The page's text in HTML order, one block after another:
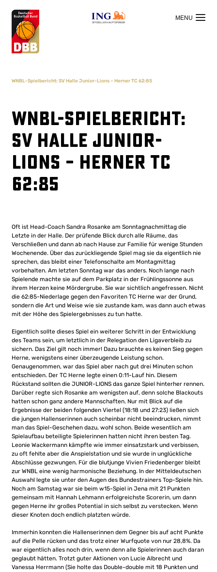
OFFIZIELLER HAUPTSPONSOR
WNBL-Spielbericht: SV Halle Junior-Lions – Herner TC 62:85
WNBL-Spielbericht:
SV Halle Junior-
Lions – Herner TC
62:85
Oft ist Head-Coach Sandra Rosanke am Sonntagnachmittag die
Letzte in der Halle. Der prüfende Blick durch alle Räume, das
Verschließen und dann ab nach Hause zur Familie für wenige Stunden
Wochenende. Über das zurückliegende Spiel mag sie da eigentlich nie
sprechen, das bleibt einer Telefonschalte am Montagmittag
vorbehalten. Am letzten Sonntag war das anders. Noch lange nach
Spielende machte sie auf dem Parkplatz in der Frühlingssonne aus
ihrem Herzen keine Mördergrube. Sie war sichtlich angefressen. Nicht
die 62:85-Niederlage gegen den Favoriten TC Herne war der Grund,
sondern die Art und Weise wie sie zustande kam, was dann auch etwas
mit der Höhe des Spielergebnisses zu tun hatte.
Eigentlich sollte dieses Spiel ein weiterer Schritt in der Entwicklung
des Teams sein, um letztlich in der Relegation den Ligaverbleib zu
sichern. Das Ziel gilt noch immer! Dazu brauchte es keinen Sieg gegen
Herne, wenigstens einer überzeugende Leistung schon.
Genaugenommen, war das Spiel aber nach gut drei Minuten schon
entschieden. Der TC Herne legte einen 0:11-Lauf hin. Diesem
Rückstand sollten die JUNIOR-LIONS das ganze Spiel hinterher rennen.
Darüber regte sich Rosanke am wenigsten auf, denn solche Blackouts
hatten schon ganz andere Mannschaften. Nur mit Blick auf die
Ergebnisse der beiden folgenden Viertel (18:18 und 27:23) ließen sich
die jungen Hallenserinnen auch scheinbar nicht beeindrucken, nimmt
man das Spiel-Geschehen dazu, wohl schon. Beide wesentlich am
Spielaufbau beteiligte Spielerinnen hatten nicht ihren besten Tag.
Leonie Wackermann kämpfte wie immer einsatzstark und verbissen,
zu oft fehlte aber die Anspielstation und sie wurde in unglückliche
Abschlüsse gezwungen. Für die blutjunge Vivien Friedenberger bleibt
zur WNBL eine wenig harmonische Beziehung. In der Mitteldeutschen
Auswahl legte sie unter den Augen des Bundestrainers Top-Spiele hin.
Noch am Samstag war sie beim w15-Spiel in Jena mit 21 Punkten
gemeinsam mit Hannah Lehmann erfolgreichste Scorerin, um dann
gegen Herne ihr großes Potential in sich selbst zu verstecken. Wenn
dieser Knoten doch endlich platzten würde.
Immerhin konnten die Hallenserinnen dem Gegner bis auf acht Punkte
auf die Pelle rücken und das trotz einer Wurfquote von nur 28,8%. Da
war eigentlich alles noch drin, wenn denn alle Spielerinnen auch daran
geglaubt hätten. Trotzt guter Aktionen von Lucie Albrecht und
Vanessa Herrmann (Sie holte das Double-double mit 18 Punkten und